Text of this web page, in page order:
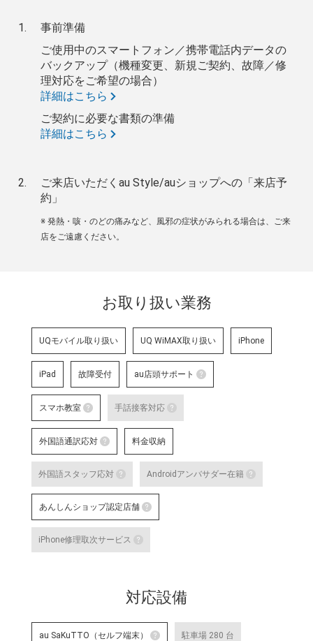
事前準備
ご使用中のスマートフォン／携帯電話内データの
バックアップ（機種変更、新規ご契約、故障／修
理対応をご希望の場合）
詳細はこちら
ご契約に必要な書類の準備
詳細はこちら
ご来店いただくau Style/auショップへの「来店予
約」
※ 発熱・咳・のどの痛みなど、風邪の症状がみられる場合は、ご来
店をご遠慮ください。
お取り扱い業務
UQモバイル取り扱い UQ WiMAX取り扱い iPhone
iPad 故障受付 au店頭サポート
スマホ教室
スマホ教室
スマートフォン・タブレット教室 を開催して
手話接客対応
明・修理などのアフターサ
いのある方のサポートが可
外国語通訳応対
外国語通訳応対
テレビ電話サービスで外国語通訳可能なス
詳細はこちら
料金収納
外国語スタッフ応対
外国語スタッフ応対
応対をご希望される場合は事前に店舗
Androidアンバサダー在籍
あんしんショップ認定店舗
詳細はこちら
iPhone修理取次サービス
詳細はこちら
対応設備
au SaKuTTO（セルフ端末） 駐車場 280 台